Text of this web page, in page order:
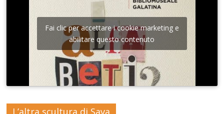
Fai clic per accettare i cookie marketing e
abilitare questo contenuto
L’altra scultura di Sava